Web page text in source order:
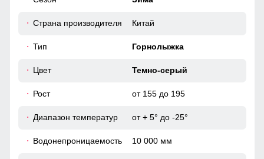
Страна производителя Китай
Тип Горнолыжка
Цвет Темно-серый
Рост от 155 до 195
Диапазон температур от + 5° до -25°
Водонепроницаемость 10 000 мм